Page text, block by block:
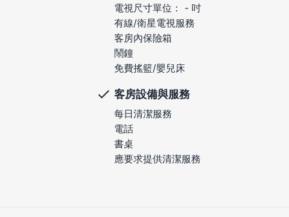
電視尺寸單位： - 吋
有線/衛星電視服務
客房內保險箱
鬧鐘
免費搖籃/嬰兒床
客房設備與服務
每日清潔服務
電話
書桌
應要求提供清潔服務